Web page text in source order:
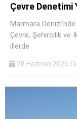
Çevre Denetimi
Marmara
Çevre, Şehircilik ve
illerde
28 Haziran 2025